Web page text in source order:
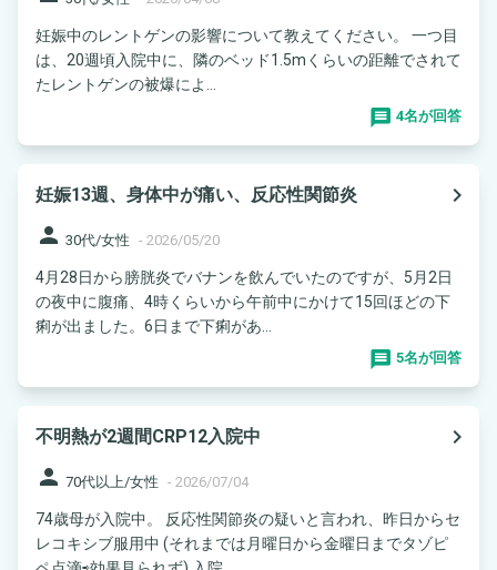
妊娠中のレントゲンの影響について教えてください。 一つ目
は、20週頃入院中に、隣のベッド1.5mくらいの距離でされて
たレントゲンの被爆によ...
4名が回答
妊娠13週、身体中が痛い、反応性関節炎
navigate_next
person 30代/女性 - 2026/05/20
4月28日から膀胱炎でバナンを飲んでいたのですが、5月2日
の夜中に腹痛、4時くらいから午前中にかけて15回ほどの下
痢が出ました。6日まで下痢があ...
5名が回答
不明熱が2週間CRP12入院中
navigate_next
person 70代以上/女性 - 2026/07/04
74歳母が入院中。 反応性関節炎の疑いと言われ、昨日からセ
レコキシブ服用中 (それまでは月曜日から金曜日までタゾピ